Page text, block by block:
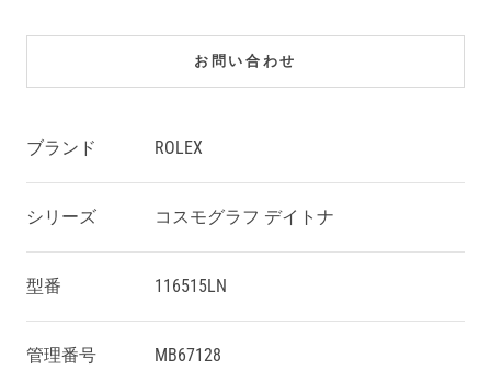
お問い合わせ
ブランド ROLEX
シリーズ コスモグラフ デイトナ
型番 116515LN
管理番号 MB67128